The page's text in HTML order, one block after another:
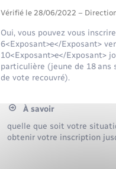
Vérifié le 28/06/2022 –
Oui, vous pouvez vous
6<Exposant>e</Exposant>
10<Exposant>e</Exposant>
particulière (jeune de 18
de vote recouvré).
À savoir
quelle que soit votre
obtenir votre inscription